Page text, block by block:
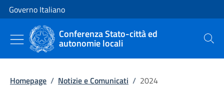
Vai al contenuto
Vai alla navigazione del sito
Governo Italiano
Conferenza Stato-città ed
autonomie locali Cerca
Homepage / Notizie e Comunicati / 2024